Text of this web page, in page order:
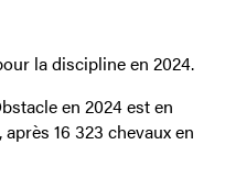
la discipline en 2024.
en 2024 est en
16 323 chevaux en